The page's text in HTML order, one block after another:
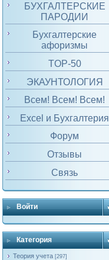
БУХГАЛТЕРСКИЕ
ПАРОДИИ
Бухгалтерские
афоризмы
TOP-50
ЭКАУНТОЛОГИЯ
Всем! Всем! Всем!
Excel и Бухгалтерия
Форум
Отзывы
Связь
Войти
Категория
Теория учета [297]